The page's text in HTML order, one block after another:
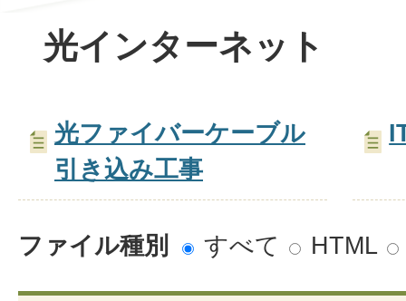
光インターネット
光ファイバーケーブル
引き込み工事
ファイル種別 すべて HTML